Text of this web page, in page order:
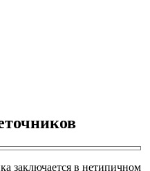
заключается в нетипичном